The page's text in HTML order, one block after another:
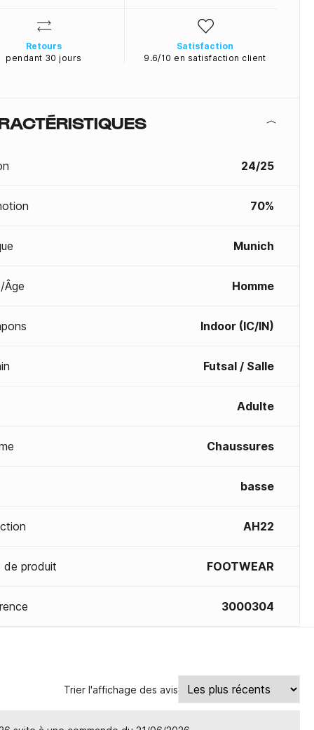
Retours
pendant 30 jours
Satisfaction
9.6/10 en satisfaction client
24/25
70%
Munich
Âge Homme
Indoor (IC/IN)
Futsal / Salle
Adulte
Chaussures
basse
AH22
de produit FOOTWEAR
3000304
Trier l'affichage des avis